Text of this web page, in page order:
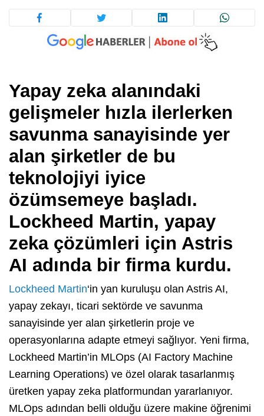
Yapay zeka alanındaki
gelişmeler hızla ilerlerken
savunma sanayisinde yer
alan şirketler de bu
teknolojiyi iyice
özümsemeye başladı.
Lockheed Martin, yapay
zeka çözümleri için Astris
AI adında bir firma kurdu.
Lockheed Martin‘in yan kuruluşu olan Astris AI,
yapay zekayı, ticari sektörde ve savunma
sanayisinde yer alan şirketlerin proje ve
operasyonlarına adapte etmeyi sağlıyor. Yeni firma,
Lockheed Martin’in MLOps (AI Factory Machine
Learning Operations) ve özel olarak tasarlanmış
üretken yapay zeka platformundan yararlanıyor.
MLOps adından belli olduğu üzere makine öğrenimi